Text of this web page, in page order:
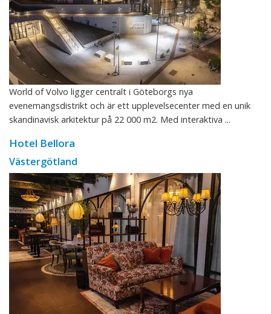
World of Volvo ligger centralt i Göteborgs nya
evenemangsdistrikt och är ett upplevelsecenter med en unik
skandinavisk arkitektur på 22 000 m2. Med interaktiva ...
Hotel Bellora
Västergötland